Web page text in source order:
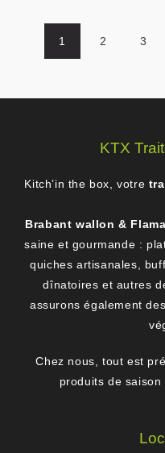
1 2 3
KTX
Kitch’in the box, votre
Brabant wallon &
saine et gourmande :
quiches artisanales,
dînatoires et autres
assurons également
Chez nous, tout est
produits de saison